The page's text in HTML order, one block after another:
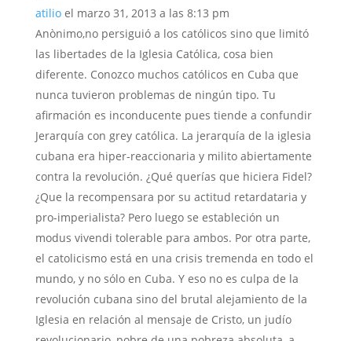
atilio el marzo 31, 2013 a las 8:13 pm
Anònimo,no persiguió a los católicos sino que limitó
las libertades de la Iglesia Católica, cosa bien
diferente. Conozco muchos católicos en Cuba que
nunca tuvieron problemas de ningún tipo. Tu
afirmación es inconducente pues tiende a confundir
Jerarquía con grey católica. La jerarquía de la iglesia
cubana era hiper-reaccionaria y milito abiertamente
contra la revolución. ¿Qué querías que hiciera Fidel?
¿Que la recompensara por su actitud retardataria y
pro-imperialista? Pero luego se estableción un
modus vivendi tolerable para ambos. Por otra parte,
el catolicismo está en una crisis tremenda en todo el
mundo, y no sólo en Cuba. Y eso no es culpa de la
revolución cubana sino del brutal alejamiento de la
Iglesia en relación al mensaje de Cristo, un judío